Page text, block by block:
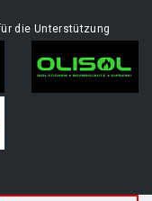
die Unterstützung